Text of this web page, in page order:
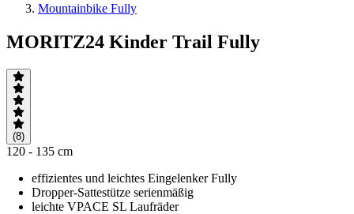
Mountainbike Fully
MORITZ24 Kinder Trail Fully
(8)
120 - 135 cm
effizientes und leichtes Eingelenker Fully
Dropper-Sattestütze serienmäßig
leichte VPACE SL Laufräder